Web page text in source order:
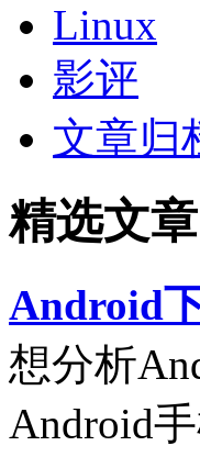
Linux
影评
文章归
精选文章
Android
想分析
Android